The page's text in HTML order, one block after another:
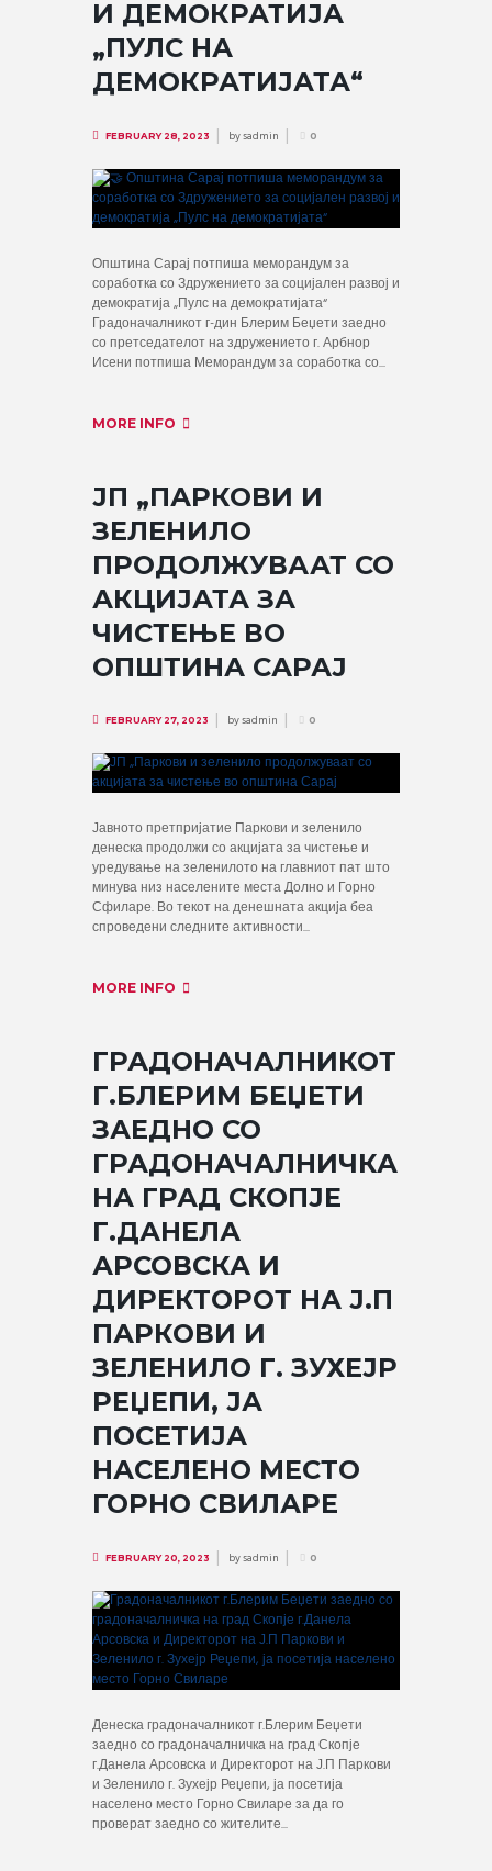
И ДЕМОКРАТИЈА
„ПУЛС НА
ДЕМОКРАТИЈАТА“
FEBRUARY 28, 2023 bysadmin 0
Општина Сарај потпиша меморандум за
соработка со Здружението за социјален развој и
демократија „Пулс на демократијата“
Градоначалникот г-дин Блерим Беџети заедно
со претседателот на здружението г. Арбнор
Исени потпиша Меморандум за соработка со...
MORE INFO
ЈП „ПАРКОВИ И
ЗЕЛЕНИЛО
ПРОДОЛЖУВААТ СО
АКЦИЈАТА ЗА
ЧИСТЕЊЕ ВО
ОПШТИНА САРАЈ
FEBRUARY 27, 2023 bysadmin 0
Јавното претпријатие Паркови и зеленило
денеска продолжи со акцијата за чистење и
уредување на зеленилото на главниот пат што
минува низ населените места Долно и Горно
Сфиларе. Во текот на денешната акција беа
спроведени следните активности...
MORE INFO
ГРАДОНАЧАЛНИКОТ
Г.БЛЕРИМ БЕЏЕТИ
ЗАЕДНО СО
ГРАДОНАЧАЛНИЧКА
НА ГРАД СКОПЈЕ
Г.ДАНЕЛА
АРСОВСКА И
ДИРЕКТОРОТ НА Ј.П
ПАРКОВИ И
ЗЕЛЕНИЛО Г. ЗУХЕЈР
РЕЏЕПИ, ЈА
ПОСЕТИЈА
НАСЕЛЕНО МЕСТО
ГОРНО СВИЛАРЕ
FEBRUARY 20, 2023 bysadmin 0
Денеска градоначалникот г.Блерим Беџети
заедно со градоначалничка на град Скопје
г.Данела Арсовска и Директорот на Ј.П Паркови
и Зеленило г. Зухејр Реџепи, ја посетија
населено место Горно Свиларе за да го
проверат заедно со жителите...